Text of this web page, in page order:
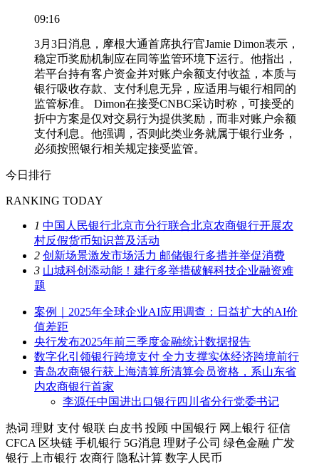
09:16
3月3日消息，摩根大通首席执行官Jamie Dimon表示，
稳定币奖励机制应在同等监管环境下运行。他指出，
若平台持有客户资金并对账户余额支付收益，本质与
银行吸收存款、支付利息无异，应适用与银行相同的
监管标准。 Dimon在接受CNBC采访时称，可接受的
折中方案是仅对交易行为提供奖励，而非对账户余额
支付利息。他强调，否则此类业务就属于银行业务，
必须按照银行相关规定接受监管。
今日排行
RANKING TODAY
1 中国人民银行北京市分行联合北京农商银行开展农
村反假货币知识普及活动
2 创新场景激发市场活力 邮储银行多措并举促消费
3 山城科创添动能！建行多举措破解科技企业融资难
题
案例｜2025年全球企业AI应用调查：日益扩大的AI价
值差距
央行发布2025年前三季度金融统计数据报告
数字化引领银行跨境支付 全力支撑实体经济跨境前行
青岛农商银行获上海清算所清算会员资格，系山东省
内农商银行首家
李源任中国进出口银行四川省分行党委书记
热词 理财 支付 银联 白皮书 投顾 中国银行 网上银行 征信
CFCA 区块链 手机银行 5G消息 理财子公司 绿色金融 广发
银行
上市银行 农商行 隐私计算 数字人民币